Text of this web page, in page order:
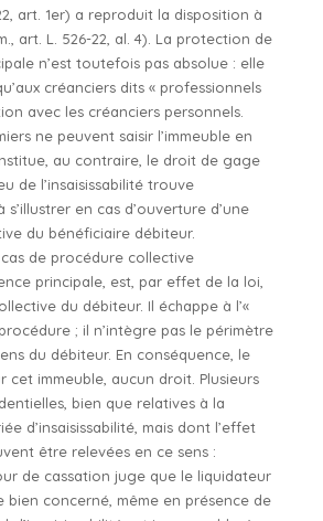
art. 1er) a reproduit la disposition à
art. L. 526-22, al. 4). La protection de
n’est toutefois pas absolue : elle
créanciers dits « professionnels
avec les créanciers personnels.
ne peuvent saisir l’immeuble en
au contraire, le droit de gage
de l’insaisissabilité trouve
en cas d’ouverture d’une
du bénéficiaire débiteur.
de procédure collective
principale, est, par effet de la loi,
du débiteur. Il échappe à l’«
; il n’intègre pas le périmètre
du débiteur. En conséquence, le
cet immeuble, aucun droit. Plusieurs
bien que relatives à la
d’insaisissabilité, mais dont l’effet
être relevées en ce sens :
de cassation juge que le liquidateur
bien concerné, même en présence de